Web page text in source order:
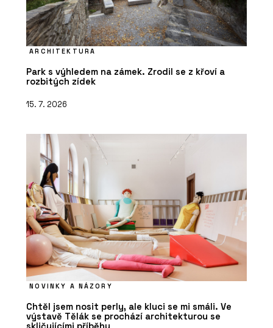
ARCHITEKTURA
Park s výhledem na zámek. Zrodil se z křoví a
rozbitých zídek
15. 7. 2026
NOVINKY A NÁZORY
Chtěl jsem nosit perly, ale kluci se mi smáli. Ve
výstavě Tělák se prochází architekturou se